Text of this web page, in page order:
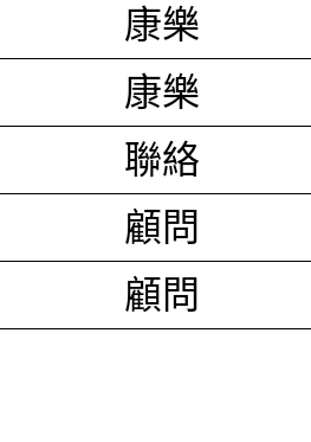
康樂
康樂
聯絡
顧問
顧問